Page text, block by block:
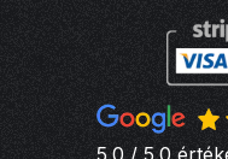
5.0 / 5.0